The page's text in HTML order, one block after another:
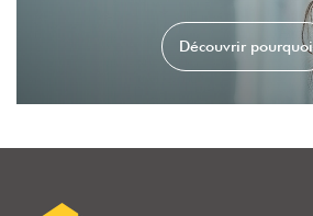
Découvrir pourquoi